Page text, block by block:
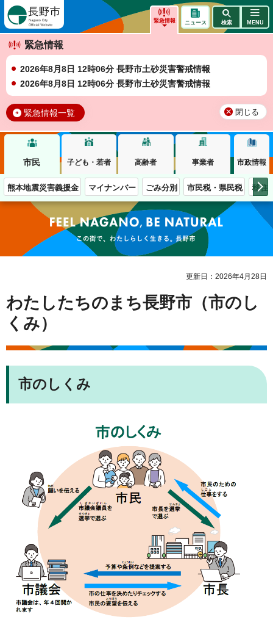
緊急情報
緊急情報
2026年8月8日 12時06分 長野市土砂災害警戒情報
2026年8月8日 12時06分 長野市土砂災害警戒情報
緊急情報一覧 閉じる
ニュース 検索 MENU
市民 子ども・若者 高齢者 事業者 市政情報
熊本地震災害義援金 マイナンバー ごみ分別 市民税・県民税 移住
この街で、わたしらしく生きる。長野市
更新日：2026年4月28日
わたしたちのまち長野市（市のし
くみ）
市のしくみ